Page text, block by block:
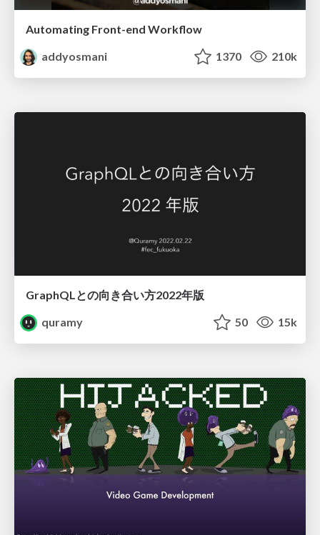
Automating Front-end Workflow
addyosmani
1370 210k
GraphQLとの向き合い方2022年版
quramy
50 15k